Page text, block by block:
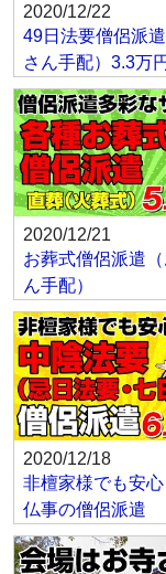
2020/12/22
49日法要僧侶派
さん手配）3.3万
2020/12/21
お葬式僧侶派遣（
ん手配）
2020/12/18
非檀家様でも安心
仏事の僧侶派遣